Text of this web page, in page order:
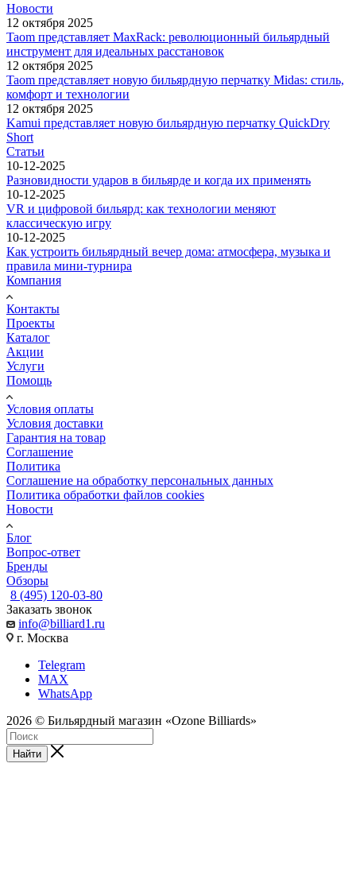
Новости
12 октября 2025
Taom представляет MaxRack: революционный бильярдный
инструмент для идеальных расстановок
12 октября 2025
Taom представляет новую бильярдную перчатку Midas: стиль,
комфорт и технологии
12 октября 2025
Kamui представляет новую бильярдную перчатку QuickDry
Short
Статьи
10-12-2025
Разновидности ударов в бильярде и когда их применять
10-12-2025
VR и цифровой бильярд: как технологии меняют
классическую игру
10-12-2025
Как устроить бильярдный вечер дома: атмосфера, музыка и
правила мини-турнира
Компания
Контакты
Проекты
Каталог
Акции
Услуги
Помощь
Условия оплаты
Условия доставки
Гарантия на товар
Соглашение
Политика
Соглашение на обработку персональных данных
Политика обработки файлов cookies
Новости
Блог
Вопрос-ответ
Бренды
Обзоры
8 (495) 120-03-80
Заказать звонок
info@billiard1.ru
г. Москва
Telegram
MAX
WhatsApp
2026 © Бильярдный магазин «Ozone Billiards»
Найти